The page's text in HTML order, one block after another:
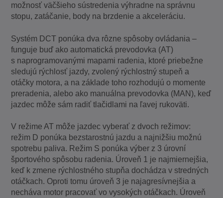
možnosť väčšieho sústredenia výhradne na správnu
stopu, zatáčanie, body na brzdenie a akceleráciu.
Systém DCT ponúka dva rôzne spôsoby ovládania –
funguje buď ako automatická prevodovka (AT)
s naprogramovanými mapami radenia, ktoré priebežne
sledujú rýchlosť jazdy, zvolený rýchlostný stupeň a
otáčky motora, a na základe toho rozhodujú o momente
preradenia, alebo ako manuálna prevodovka (MAN), keď
jazdec môže sám radiť tlačidlami na ľavej rukoväti.
V režime AT môže jazdec vyberať z dvoch režimov:
režim D ponúka bezstarostnú jazdu a najnižšiu možnú
spotrebu paliva. Režim S ponúka výber z 3 úrovní
športového spôsobu radenia. Úroveň 1 je najmiernejšia,
keď k zmene rýchlostného stupňa dochádza v stredných
otáčkach. Oproti tomu úroveň 3 je najagresívnejšia a
necháva motor pracovať vo vysokých otáčkach. Úroveň